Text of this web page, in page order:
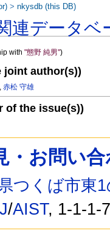
連データベ
with"態野 純男")
joint author(s))
,赤松 守雄
of the issue(s))
>nkysdb (this DB)
・お問い
つくば市東
/AIST, 1-1-1-